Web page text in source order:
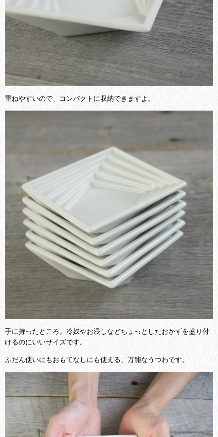
重ねやすいので、コンパクトに収納できますよ。
手に持ったところ。冷奴やお浸しなどちょっとしたおかずを盛り付
けるのにいいサイズです。
ふだん使いにもおもてなしにも使える、万能なうつわです。